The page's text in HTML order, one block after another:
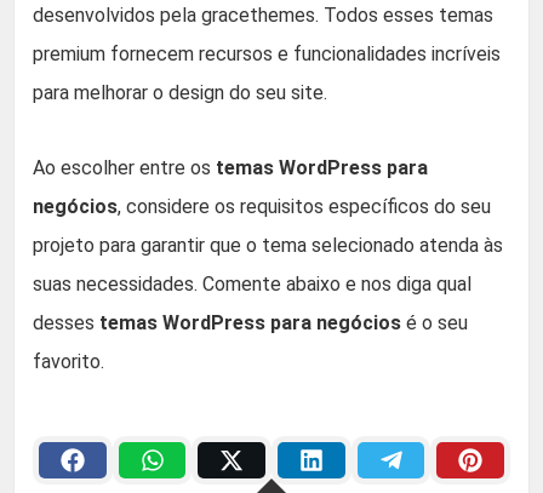
desenvolvidos pela gracethemes. Todos esses temas
premium fornecem recursos e funcionalidades incríveis
para melhorar o design do seu site.
Ao escolher entre os temas WordPress para
negócios, considere os requisitos específicos do seu
projeto para garantir que o tema selecionado atenda às
suas necessidades. Comente abaixo e nos diga qual
desses temas WordPress para negócios é o seu
favorito.